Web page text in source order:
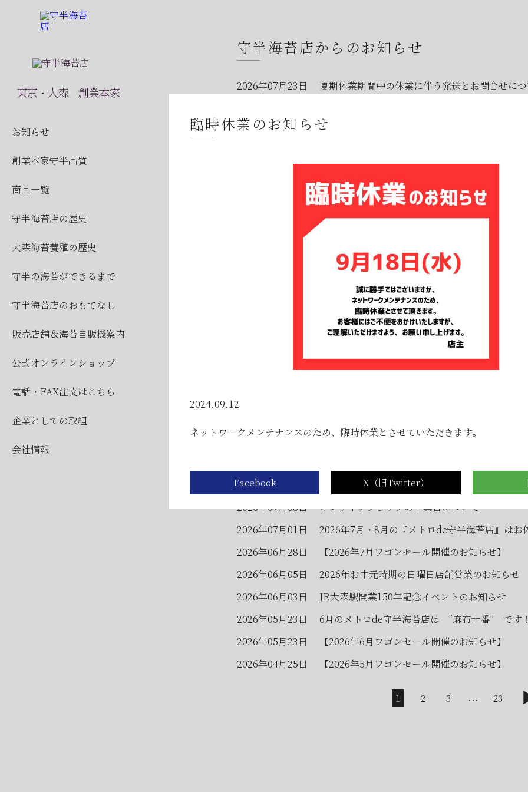
守半海苔店からのお知らせ
2026年07月23日
夏期休業期間中の休業に伴う発送とお問合せにつ
2026年07月08日
オンラインショップの不具合について
【2026年7月ワゴンセール開催のお知らせ】
2026年お中元時期の日曜日店舗営業のお知らせ
JR大森駅開業150年記念イベントのお知らせ
6月のメトロde守半海苔店は ”麻布十番” です！
【2026年6月ワゴンセール開催のお知らせ】
公式オンラインショップからのお知らせ
2026年07月23日
【８月の夏季休業日とワゴンセールのお知らせ】
2026年07月08日
オンラインショップの不具合について
2026年07月01日
2026年7月・8月の『メトロde守半海苔店』はお
2026年06月28日
【2026年7月ワゴンセール開催のお知らせ】
2026年06月05日
2026年お中元時期の日曜日店舗営業のお知らせ
2026年06月03日
JR大森駅開業150年記念イベントのお知らせ
2026年05月23日
6月のメトロde守半海苔店は ”麻布十番” です！
2026年05月23日
【2026年6月ワゴンセール開催のお知らせ】
2026年04月25日
【2026年5月ワゴンセール開催のお知らせ】
...
東京・大森 創業本家
お知らせ
創業本家守半品質
商品一覧
守半海苔店の歴史
大森海苔養殖の歴史
守半の海苔ができるまで
守半海苔店のおもてなし
販売店舗＆海苔自販機案内
公式オンラインショップ
電話・FAX注文はこちら
企業としての取組
会社情報
臨時休業のお知らせ
2024.09.12
ネットワークメンテナンスのため、臨時休業とさせていただきます。